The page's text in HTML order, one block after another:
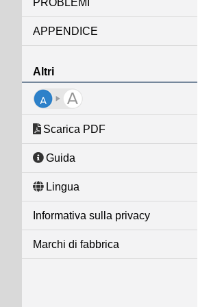
PROBLEMI
APPENDICE
Altri
Scarica PDF
Guida
Lingua
Informativa sulla privacy
Marchi di fabbrica